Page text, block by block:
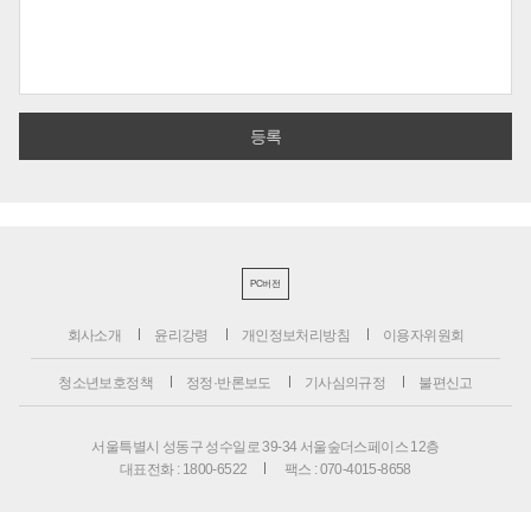
PC버전
회사소개 윤리강령 개인정보처리방침 이용자위원회
청소년보호정책 정정·반론보도 기사심의규정 불편신고
서울특별시 성동구 성수일로 39-34 서울숲더스페이스 12층
대표전화 : 1800-6522
팩스 : 070-4015-8658